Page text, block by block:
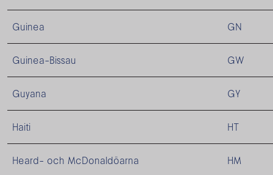
Guinea GN
Guinea-Bissau GW
Guyana GY
Haiti HT
Heard- och McDonaldöarna HM